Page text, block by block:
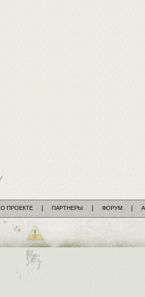
О ПРОЕКТЕ ПАРТНЕРЫ ФОРУМ